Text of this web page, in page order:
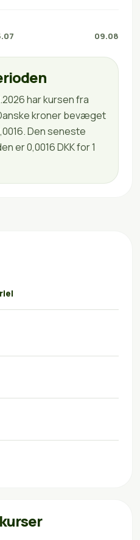
09.08
har kursen fra
kroner bevæget
Den seneste
er 0,0016 DKK for 1